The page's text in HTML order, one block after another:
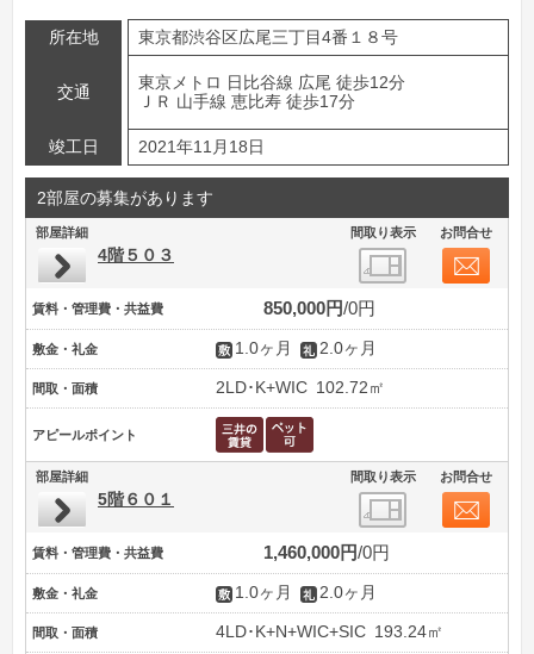
所在地 東京都渋谷区広尾三丁目4番１８号
交通
東京メトロ 日比谷線 広尾 徒歩12分
ＪＲ 山手線 恵比寿 徒歩17分
竣工日 2021年11月18日
2部屋の募集があります
部屋詳細 間取り表示 お問合せ
4階５０３
賃料・管理費・共益費 850,000円 0円
敷金・礼金 1.0ヶ月 2.0ヶ月
間取・面積 2LD･K+WIC 102.72㎡
アピールポイント
部屋詳細 間取り表示 お問合せ
5階６０１
賃料・管理費・共益費 1,460,000円 0円
敷金・礼金 1.0ヶ月 2.0ヶ月
間取・面積 4LD･K+N+WIC+SIC 193.24㎡